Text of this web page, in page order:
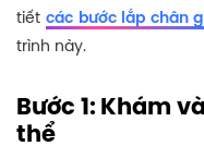
tiếtcác bước lắp chân
trình này.
Bước 1: Khám
thể